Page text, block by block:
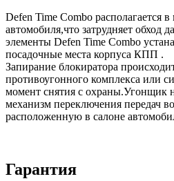
Defen Time Combo располагается
автомобиля,что затрудняет обход
элементы Defen Time Combo
посадочные места корпуса КПП .
Запирание блокиратора
противоугонного комплекса или
момент снятия с охраны.Угонщик
механизм переключения передач
расположенную в салоне
Гарантия